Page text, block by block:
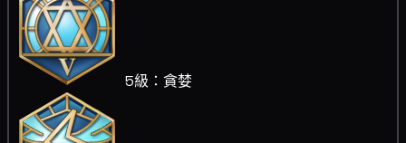
5級：貪婪